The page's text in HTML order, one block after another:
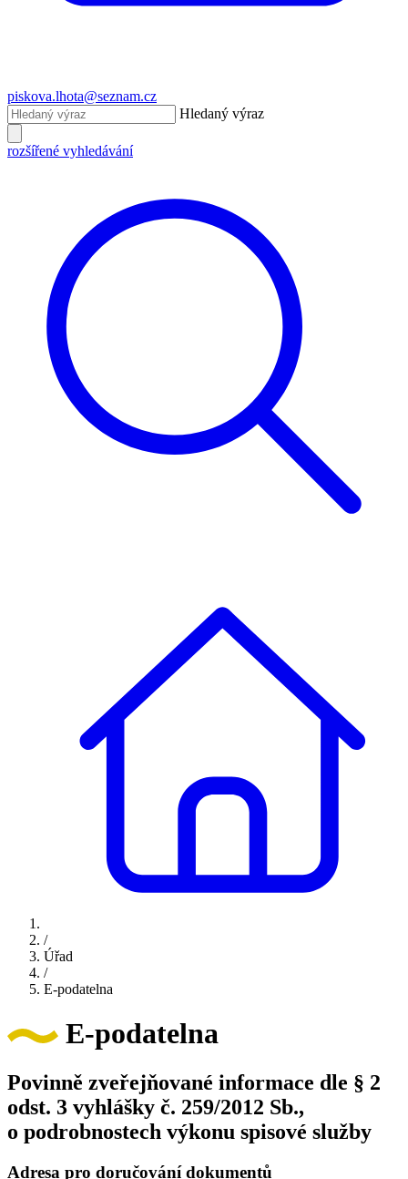
piskova.lhota@seznam.cz
Hledaný výraz
rozšířené vyhledávání
/
Úřad
/
E-podatelna
E-podatelna
Povinně zveřejňované informace dle § 2
odst. 3 vyhlášky č. 259/2012 Sb.,
o podrobnostech výkonu spisové služby
Adresa pro doručování dokumentů